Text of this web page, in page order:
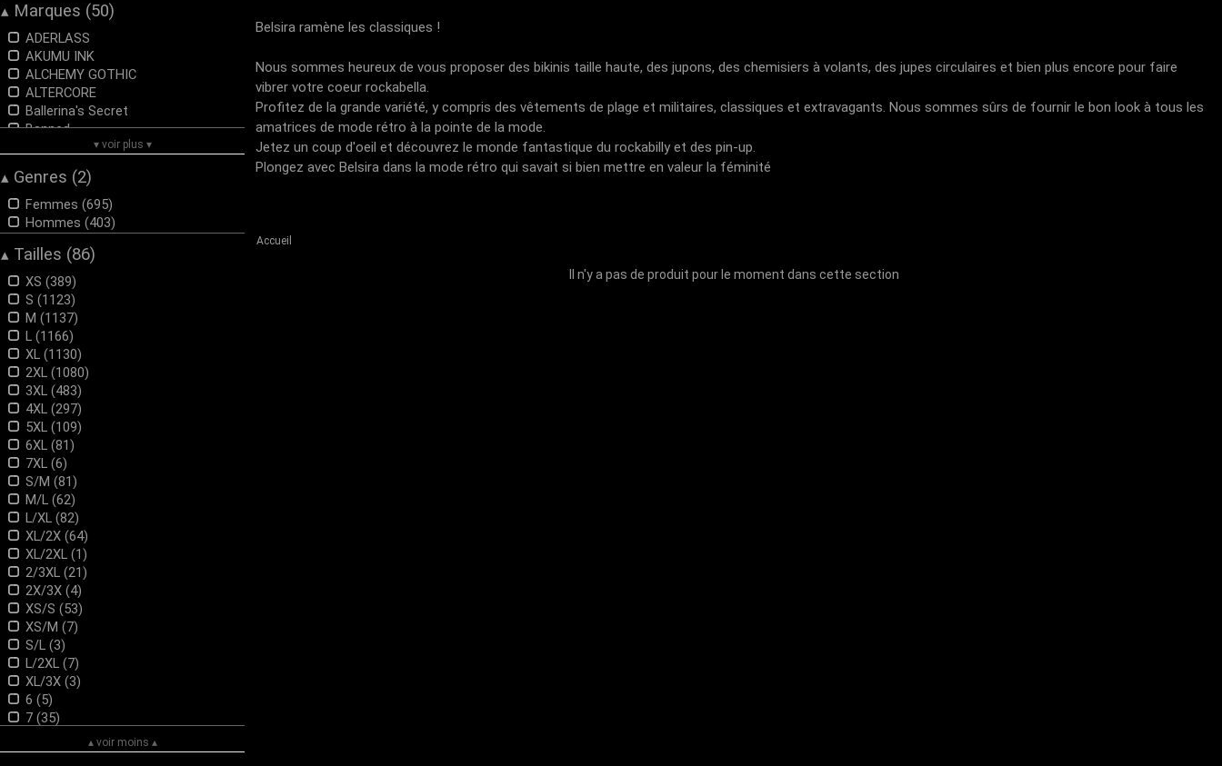
▴ Marques (50)
ADERLASS
AKUMU INK
ALCHEMY GOTHIC
ALTERCORE
Ballerina's Secret
Banned
BLACK HEART
BLACK PISTOLS
Brandit
BURLESKA
CHET ROCK
Collectif London
Dark In Love
DEMONIACULT
DEVIL FASHION
DISCOBOLE
Dolly and Dotty
ETNOX
FASHION LENTILLES
H&R LONDON
Heartless
HELL BUNNY
HOT ROD HELL CAT
HS
HYRAW
HYSTERIA INK
INNOVISON LENS
jawbreaker
Jolie Beauty
KILLSTAR
Lady Vintage
LIQUOR BRAND
Mr JACK
Myril Jewels
Nemesis now
NEW ROCK
OSX
Pamela Mann
PHAZE
POIZEN INDUSTRIES
▾ voir plus ▾
▴ Genres (2)
Femmes (695)
Hommes (403)
▴ Tailles (86)
XS (389)
S (1123)
M (1137)
L (1166)
XL (1130)
2XL (1080)
3XL (483)
4XL (297)
5XL (109)
6XL (81)
7XL (6)
S/M (81)
M/L (62)
L/XL (82)
XL/2X (64)
XL/2XL (1)
2/3XL (21)
2X/3X (4)
XS/S (53)
XS/M (7)
S/L (3)
L/2XL (7)
XL/3X (3)
6 (5)
7 (35)
9 (35)
▴ voir moins ▴
Belsira ramène les classiques !
Nous sommes heureux de vous proposer des bikinis taille haute, des jupons, des chemisiers à volants, des jupes circulaires et bien plus encore pour faire
vibrer votre coeur rockabella.
Profitez de la grande variété, y compris des vêtements de plage et militaires, classiques et extravagants. Nous sommes sûrs de fournir le bon look à tous les
amatrices de mode rétro à la pointe de la mode.
Jetez un coup d'oeil et découvrez le monde fantastique du rockabilly et des pin-up.
Plongez avec Belsira dans la mode rétro qui savait si bien mettre en valeur la féminité
Accueil
Il n'y a pas de produit pour le moment dans cette section